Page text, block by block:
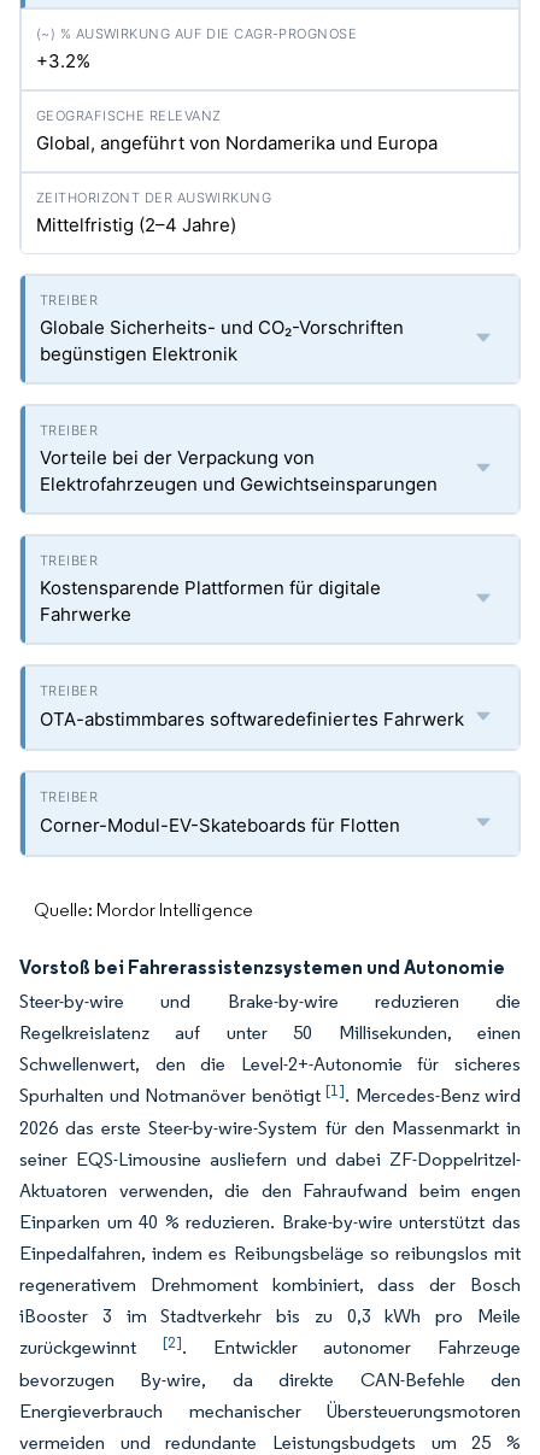
+3.2%
Global, angeführt von Nordamerika und Europa
Mittelfristig (2–4 Jahre)
Globale Sicherheits- und CO₂-Vorschriften
begünstigen Elektronik
Vorteile bei der Verpackung von
Elektrofahrzeugen und Gewichtseinsparungen
Kostensparende Plattformen für digitale
Fahrwerke
OTA-abstimmbares softwaredefiniertes Fahrwerk
Corner-Modul-EV-Skateboards für Flotten
Quelle: Mordor Intelligence
Vorstoß bei Fahrerassistenzsystemen und Autonomie
Steer-by-wire und Brake-by-wire reduzieren die
Regelkreislatenz auf unter 50 Millisekunden, einen
Schwellenwert, den die Level-2+-Autonomie für sicheres
Spurhalten und Notmanöver benötigt [1]. Mercedes-Benz wird
2026 das erste Steer-by-wire-System für den Massenmarkt in
seiner EQS-Limousine ausliefern und dabei ZF-Doppelritzel-
Aktuatoren verwenden, die den Fahraufwand beim engen
Einparken um 40 % reduzieren. Brake-by-wire unterstützt das
Einpedalfahren, indem es Reibungsbeläge so reibungslos mit
regenerativem Drehmoment kombiniert, dass der Bosch
iBooster 3 im Stadtverkehr bis zu 0,3 kWh pro Meile
zurückgewinnt [2]. Entwickler autonomer Fahrzeuge
bevorzugen By-wire, da direkte CAN-Befehle den
Energieverbrauch mechanischer Übersteuerungsmotoren
vermeiden und redundante Leistungsbudgets um 25 %